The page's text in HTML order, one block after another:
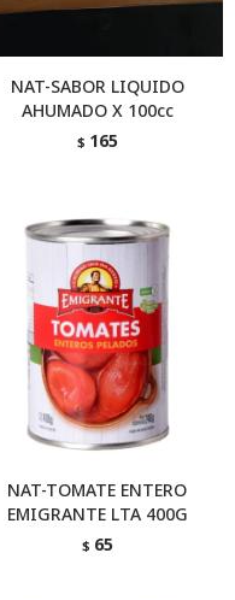
NAT-SABOR LIQUIDO
AHUMADO X 100cc
$ 165
NAT-TOMATE ENTERO
EMIGRANTE LTA 400G
$ 65